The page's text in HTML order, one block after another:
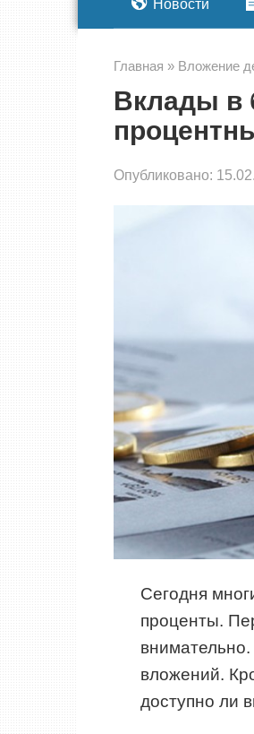
Новости
Главная » Вложение
Вклады в
Опубликовано:
Сегодня
проценты.
вложений.
доступно ли